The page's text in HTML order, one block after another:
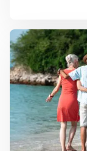
Lees meer over